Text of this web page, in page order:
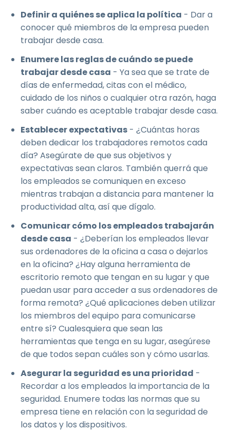
Definir a quiénes se aplica la política - Dar a
conocer qué miembros de la empresa pueden
trabajar desde casa.
Enumere las reglas de cuándo se puede
trabajar desde casa - Ya sea que se trate de
días de enfermedad, citas con el médico,
cuidado de los niños o cualquier otra razón, haga
saber cuándo es aceptable trabajar desde casa.
Establecer expectativas - ¿Cuántas horas
deben dedicar los trabajadores remotos cada
día? Asegúrate de que sus objetivos y
expectativas sean claros. También querrá que
los empleados se comuniquen en exceso
mientras trabajan a distancia para mantener la
productividad alta, así que dígalo.
Comunicar cómo los empleados trabajarán
desde casa - ¿Deberían los empleados llevar
sus ordenadores de la oficina a casa o dejarlos
en la oficina? ¿Hay alguna herramienta de
escritorio remoto que tengan en su lugar y que
puedan usar para acceder a sus ordenadores de
forma remota? ¿Qué aplicaciones deben utilizar
los miembros del equipo para comunicarse
entre sí? Cualesquiera que sean las
herramientas que tenga en su lugar, asegúrese
de que todos sepan cuáles son y cómo usarlas.
Asegurar la seguridad es una prioridad -
Recordar a los empleados la importancia de la
seguridad. Enumere todas las normas que su
empresa tiene en relación con la seguridad de
los datos y los dispositivos.